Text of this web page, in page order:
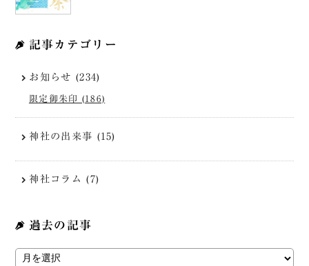
記事カテゴリー
お知らせ (234)
限定御朱印 (186)
神社の出来事 (15)
神社コラム (7)
過去の記事